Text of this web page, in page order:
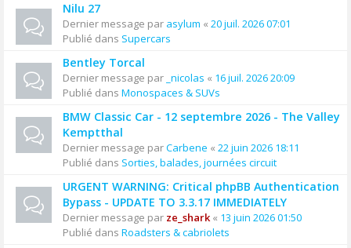
Nilu 27
Dernier message par asylum « 20 juil. 2026 07:01
Publié dans Supercars
Bentley Torcal
Dernier message par _nicolas « 16 juil. 2026 20:09
Publié dans Monospaces & SUVs
BMW Classic Car - 12 septembre 2026 - The Valley
Kemptthal
Dernier message parCarbene « 22 juin 2026 18:11
Publié dans Sorties, balades, journées circuit
URGENT WARNING: Critical phpBB Authentication
Bypass - UPDATE TO 3.3.17 IMMEDIATELY
Dernier message par ze_shark« 13 juin 2026 01:50
Publié dans Roadsters & cabriolets